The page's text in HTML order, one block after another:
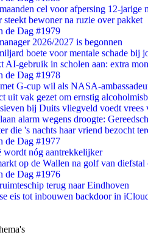
cel voor afpersing 12-jarige
steekt bewoner na ruzie over pakket
de Dag #1979
2026/2027 is begonnen
boete voor mentale schade bij
AI-gebruik in scholen aan: extra
de Dag #1978
G-cup wil als NASA-
uit vak gezet om ernstig
bij Duits vliegveld voedt vrees
alarm wegens droogte:
die 's nachts haar vriend bezocht
de Dag #1977
wordt nóg aantrekkelijker
op de Wallen na golf van diefstal
de Dag #1976
terug naar Eindhoven
eis tot inbouwen backdoor in